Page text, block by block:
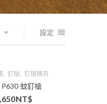
設定
釘槍 釘槍機具
P630 蚊釘槍
NT$